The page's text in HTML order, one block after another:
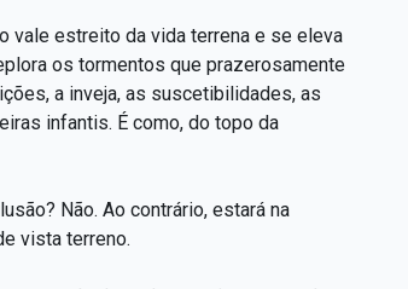
vale estreito da vida terrena e se eleva
os tormentos que prazerosamente
a inveja, as suscetibilidades, as
infantis. É como, do topo da
Não. Ao contrário, estará na
vista terreno.